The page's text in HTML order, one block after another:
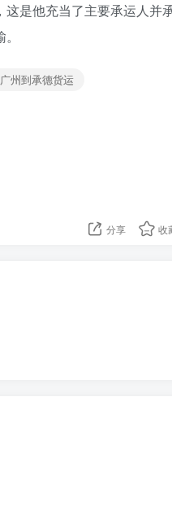
是他充当了主要承运人并
广州到承德货运
分享 收